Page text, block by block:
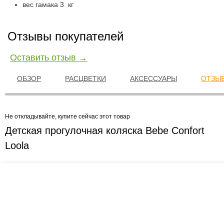
вес гамака 3 кг
Отзывы покупателей
Оставить отзыв →
ОБЗОР РАСЦВЕТКИ АКСЕССУАРЫ
Не откладывайте, купите сейчас этот товар
Детская прогулочная коляска Bebe Confort
Loola